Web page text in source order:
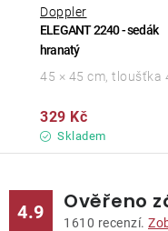
ELEGANT 2240 - sedák
hranatý
Doppler
Skladem
329 Kč
45 × 45 cm, tloušťka
4.9 Ověřeno
1610 recenzí.